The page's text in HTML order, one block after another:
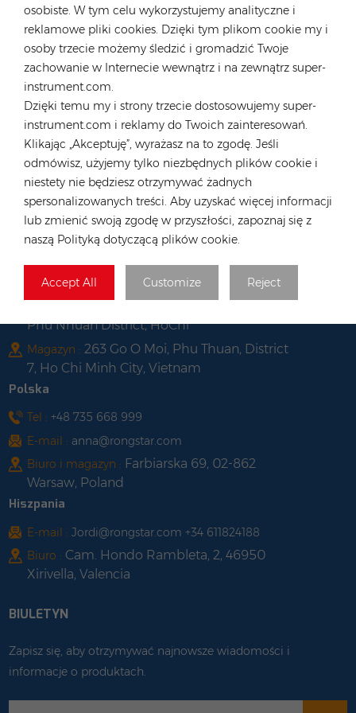
osobiste. W tym celu wykorzystujemy analityczne i
reklamowe pliki cookies. Dzięki tym plikom cookie my i
osoby trzecie możemy śledzić i gromadzić Twoje
zachowanie w Internecie wewnątrz i na zewnątrz super-
instrument.com.
Dzięki temu my i strony trzecie dostosowujemy super-
instrument.com i reklamy do Twoich zainteresowań.
Klikając „Akceptuję”, wyrażasz na to zgodę. Jeśli
odmówisz, użyjemy tylko niezbędnych plików cookie i
niestety nie będziesz otrzymywać żadnych
spersonalizowanych treści. Aby uzyskać więcej informacji
lub zmienić swoją zgodę w przyszłości, zapoznaj się z
naszą Polityką dotyczącą plików cookie.
Accept All Customize Reject
Tel :+49 176 55258880
E-mail :anna@rongstar.com
Industriestraße 40, 52457
Aldenhoven, Deutschland
Hongkong
Tel :+852 54222219
E-mail :hk@rongstar.com
Biuro i magazyn : 39 Kung-Um Road, Yuen
Long, Hong Kong
Wietnam
E-mail :vn@rongstar.com
Phu Nhuan District, HoChi
Magazyn : 263 Go O Moi, Phu Thuan, District
7, Ho Chi Minh City, Vietnam
Polska
Tel : +48 735 668 999
E-mail : anna@rongstar.com
Biuro i magazyn : Farbiarska 69, 02-862
Warsaw, Poland
Hiszpania
E-mail : Jordi@rongstar.com +34 611824188
Biuro : Cam. Hondo Rambleta, 2, 46950
Xirivella, Valencia
BIULETYN
Zapisz się, aby otrzymywać najnowsze wiadomości i
informacje o produktach.